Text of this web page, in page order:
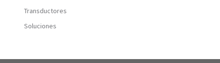
Transductores
Soluciones